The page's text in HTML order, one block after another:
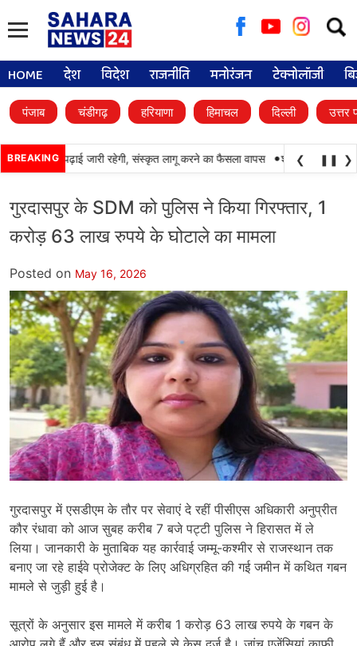
for:
HOME देश विदेश राजनीति मनोरंजन टेक्नोलॉजी
पंजाब चंडीगढ़ हरियाणा हिमाचल दिल्ली उत्तर
BREAKING
में पंजाबी की पढ़ाई जारी रहेगी, संस्कृत लागू करने का फैसला वापस • श्री गुरु हरिकृष्ण
❮ ❚❚ ❯
गुरदासपुर के SDM को पुलिस ने किया गिरफ्तार, 1
करोड़ 63 लाख रुपये के घोटाले का मामला
Posted on May 16, 2026
गुरदासपुर में एसडीएम के तौर पर सेवाएं दे रहीं पीसीएस अधिकारी अनुप्रीत
कौर रंधावा को आज सुबह करीब 7 बजे पट्टी पुलिस ने हिरासत में ले
लिया। जानकारी के मुताबिक यह कार्रवाई जम्मू-कश्मीर से राजस्थान तक
बनाए जा रहे हाईवे प्रोजेक्ट के लिए अधिग्रहित की गई जमीन में कथित गबन
मामले से जुड़ी हुई है।
सूत्रों के अनुसार इस मामले में करीब 1 करोड़ 63 लाख रुपये के गबन के